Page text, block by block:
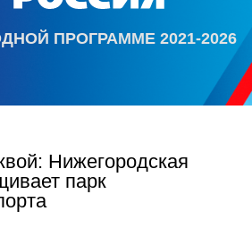
ПРОГРАММЕ 2021-2026
Нижегородская
парк